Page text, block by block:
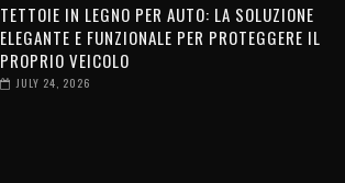
TETTOIE IN LEGNO PER AUTO: LA SOLUZIONE
ELEGANTE E FUNZIONALE PER PROTEGGERE IL
PROPRIO VEICOLO
JULY 24, 2026